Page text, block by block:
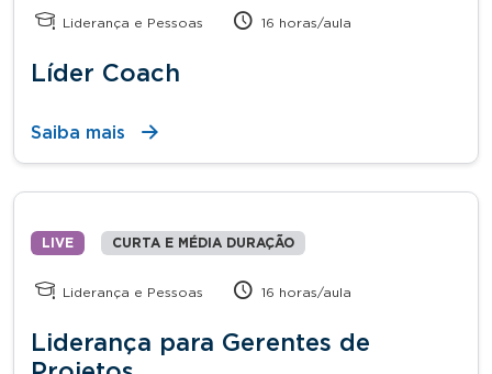
Liderança e Pessoas 16 horas/aula
Líder Coach
Saiba mais
LIVE CURTA E MÉDIA DURAÇÃO
Liderança e Pessoas 16 horas/aula
Liderança para Gerentes de